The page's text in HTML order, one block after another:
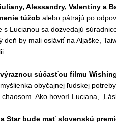
Alessandry, Valentiny a
túžob alebo pátrajú po
s Lucianou sa dozvedajú
deň by mali osláviť na Aljaške,
súčasťou filmu
obyčajnej ľudskej
Ako hovorí Luciana,
Star bude mať slovenskú